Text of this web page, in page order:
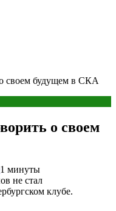
о своем будущем в СКА
о своем
1 минуты
не стал
клубе.